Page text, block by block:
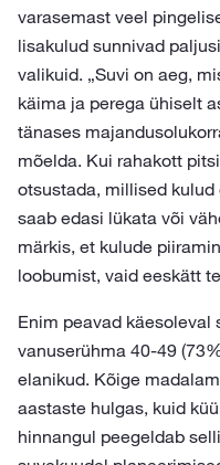
varasemast veel
lisakulud sunnivad
valikuid. „Suvi on aeg,
käima ja perega ühiselt
tänases
mõelda. Kui rahakott
otsustada, millised
saab edasi lükata või
märkis, et kulude
loobumist, vaid eeskätt
Enim peavad
vanuserühma 40-49
elanikud. Kõige
aastaste hulgas, kuid
hinnangul peegeldab